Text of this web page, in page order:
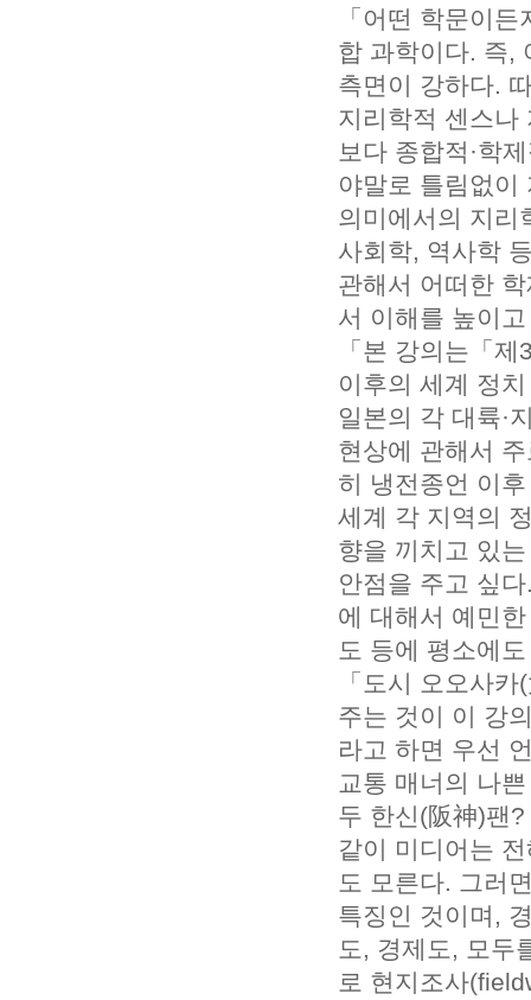
「어떤 학문이
합 과학이다. 즉,
측면이 강하다.
지리학적 센스나
보다 종합적·학
야말로 틀림없이
의미에서의 지리
사회학, 역사학
관해서 어떠한
서 이해를 높이
「본 강의는「
이후의 세계 정
일본의 각 대륙·
현상에 관해서
히 냉전종언 이
세계 각 지역의
향을 끼치고 있
안점을 주고 싶
에 대해서 예민
도 등에 평소에
「도시 오오사
주는 것이 이 강
라고 하면 우선
교통 매너의 나
두 한신(阪神)팬
같이 미디어는
도 모른다. 그러
특징인 것이며,
도, 경제도, 모두
로 현지조사